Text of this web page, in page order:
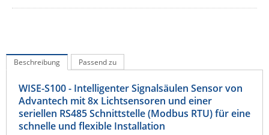
Netio
PatchSee
Power Kingdom
Poynting
Raritan
Riello UPS
Beschreibung Passend zu
WISE-S100 - Intelligenter Signalsäulen Sensor von
Advantech mit 8x Lichtsensoren und einer
seriellen RS485 Schnittstelle (Modbus RTU) für eine
schnelle und flexible Installation